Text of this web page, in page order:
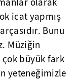
olarak
icat yapmış
Bunu
Müziğin
büyük fark
yeteneğimizle